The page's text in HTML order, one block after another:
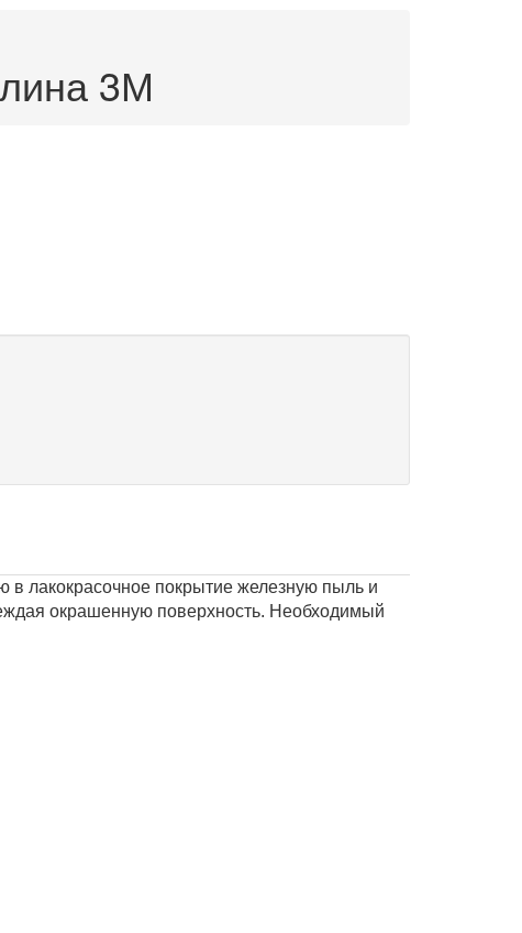
3М
в лакокрасочное покрытие железную пыль и
окрашенную поверхность. Необходимый